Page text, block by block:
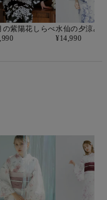
の紫陽花しらべ水仙の夕涼み
¥14,990